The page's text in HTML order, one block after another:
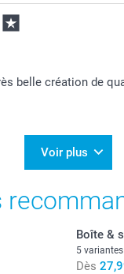
belle création de
Voir plus
Boîte &
5 variantes
Dès